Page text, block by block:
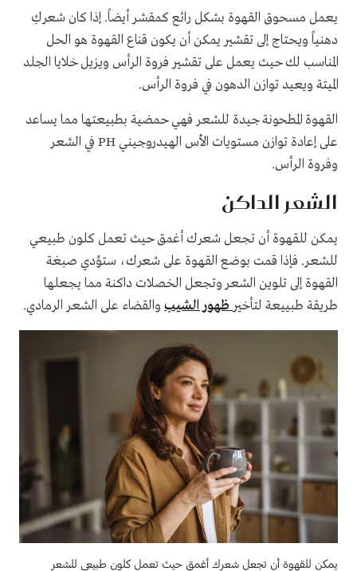
يعمل مسحوق القهوة بشكل رائع كمقشر أيضاً. إذا كان شعركِ
دهنياً ويحتاج إلى تقشير يمكن أن يكون قناع القهوة هو الحل
المناسب لك حيث يعمل على تقشير فروة الرأس ويزيل خلايا الجلد
الميتة ويعيد توازن الدهون في فروة الرأس.
القهوة المطحونة جيدة للشعر فهي حمضية بطبيعتها مما يساعد
على إعادة توازن مستويات الأس الهيدروجيني PH في الشعر
وفروة الرأس.
الشعر الداكن
يمكن للقهوة أن تجعل شعرك أغمق حيث تعمل كلون طبيعي
للشعر. فإذا قمت بوضع القهوة على شعرك، ستؤدي صبغة
القهوة إلى تلوين الشعر وتجعل الخصلات داكنة مما يجعلها
طريقة طبييعة لتأخير ظهور الشيب والقضاء على الشعر الرمادي.
يمكن للقهوة أن تجعل شعرك أغمق حيث تعمل كلون طبيعي للشعر